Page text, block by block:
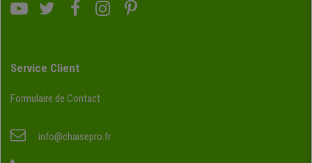
Service Client
Formulaire de Contact
info@chaisepro.fr